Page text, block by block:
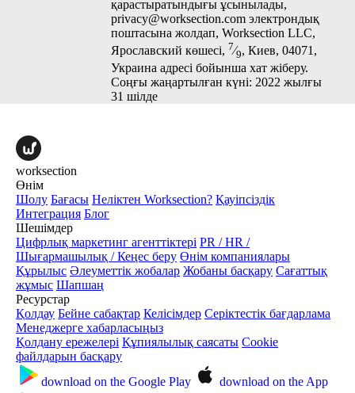
қарастыратындығы ұсынылады,
privacy@worksection.com электрондық
поштасына жолдап, Work­sec­tion LLC,
Ярославский көшесі, 7⁄9, Киев, 04071,
Украина адресі бойынша хат жіберу.
Соңғы жаңартылған күні: 2022 жылғы
31 шілде
worksection
Өнім
Шолу Бағасы Неліктен Worksection? Қауіпсіздік
Интеграция Блог
Шешімдер
Цифрлық маркетинг агенттіктері PR / HR /
Шығармашылық / Кеңес беру Өнім компаниялары
Құрылыс Әлеуметтік жобалар Жобаны басқару Сағаттық
жұмыс Шапшаң
Ресурстар
Қолдау Бейне сабақтар Келісімдер Серіктестік бағдарлама
Менеджерге хабарласыңыз
Қолдану ережелері Құпиялылық саясаты Cookie
файлдарын басқару
download on the Google Play download on the App